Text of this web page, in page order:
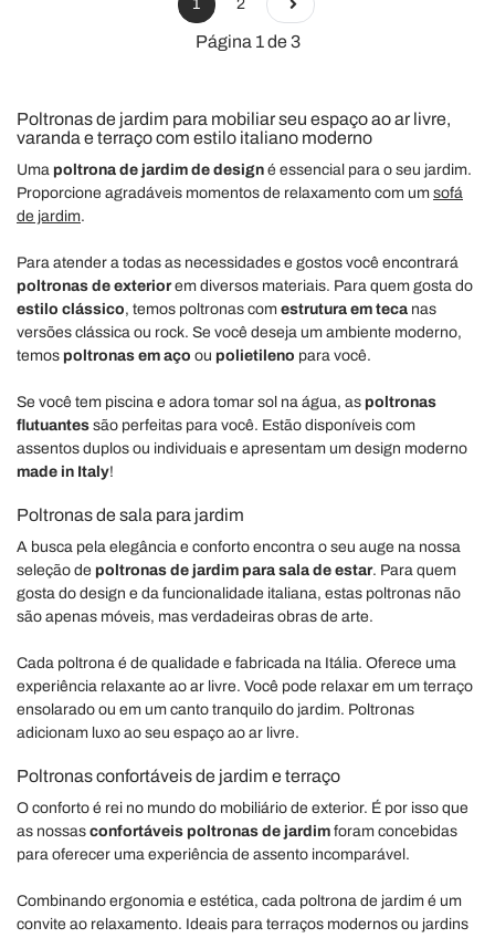
1 2
Página 1 de 3
Poltronas de jardim para mobiliar seu espaço ao ar livre,
varanda e terraço com estilo italiano moderno
Uma poltrona de jardim de design é essencial para o seu jardim.
Proporcione agradáveis momentos de relaxamento com um sofá
de jardim.
Para atender a todas as necessidades e gostos você encontrará
poltronas de exteriorem diversos materiais. Para quem gosta do
estilo clássico, temos poltronas com estrutura em teca nas
versões clássica ou rock. Se você deseja um ambiente moderno,
temos poltronas em aço ou polietileno para você.
Se você tem piscina e adora tomar sol na água, as poltronas
flutuantes são perfeitas para você. Estão disponíveis com
assentos duplos ou individuais e apresentam um design moderno
made in Italy!
Poltronas de sala para jardim
A busca pela elegância e conforto encontra o seu auge na nossa
seleção de poltronas de jardim para sala de estar. Para quem
gosta do design e da funcionalidade italiana, estas poltronas não
são apenas móveis, mas verdadeiras obras de arte.
Cada poltrona é de qualidade e fabricada na Itália. Oferece uma
experiência relaxante ao ar livre. Você pode relaxar em um terraço
ensolarado ou em um canto tranquilo do jardim. Poltronas
adicionam luxo ao seu espaço ao ar livre.
Poltronas confortáveis de jardim e terraço
O conforto é rei no mundo do mobiliário de exterior. É por isso que
as nossas confortáveis poltronas de jardim foram concebidas
para oferecer uma experiência de assento incomparável.
Combinando ergonomia e estética, cada poltrona de jardim é um
convite ao relaxamento. Ideais para terraços modernos ou jardins